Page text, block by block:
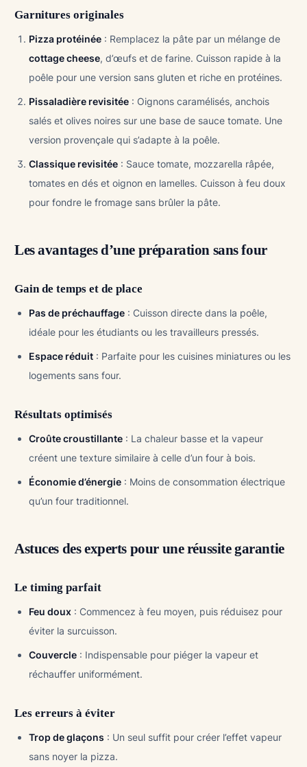
Garnitures originales
Pizza protéinée : Remplacez la pâte par un mélange de
cottage cheese, d’œufs et de farine. Cuisson rapide à la
poêle pour une version sans gluten et riche en protéines.
Pissaladière revisitée : Oignons caramélisés, anchois
salés et olives noires sur une base de sauce tomate. Une
version provençale qui s’adapte à la poêle.
Classique revisitée : Sauce tomate, mozzarella râpée,
tomates en dés et oignon en lamelles. Cuisson à feu doux
pour fondre le fromage sans brûler la pâte.
Les avantages d’une préparation sans four
Gain de temps et de place
Pas de préchauffage : Cuisson directe dans la poêle,
idéale pour les étudiants ou les travailleurs pressés.
Espace réduit : Parfaite pour les cuisines miniatures ou les
logements sans four.
Résultats optimisés
Croûte croustillante : La chaleur basse et la vapeur
créent une texture similaire à celle d’un four à bois.
Économie d’énergie : Moins de consommation électrique
qu’un four traditionnel.
Astuces des experts pour une réussite garantie
Le timing parfait
Feu doux : Commencez à feu moyen, puis réduisez pour
éviter la surcuisson.
Couvercle : Indispensable pour piéger la vapeur et
réchauffer uniformément.
Les erreurs à éviter
Trop de glaçons : Un seul suffit pour créer l’effet vapeur
sans noyer la pizza.